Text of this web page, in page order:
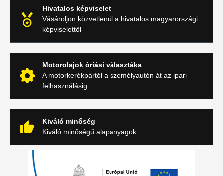
Hivatalos képviselet
Vásároljon közvetlenül a hivatalos magyarországi
képviselettől
Motorolajok óriási választáka
A motorkerékpártól a személyautón át az ipari
felhasználásig
Kiváló minőség
Kiváló minőségű alapanyagok